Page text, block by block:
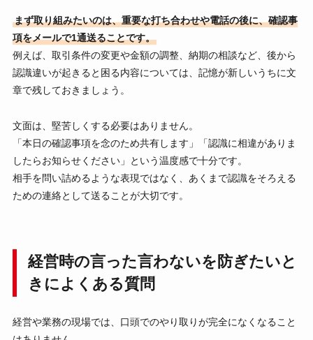
まず取り組みたいのは、重要な打ち合わせや電話の後に、確認事
項をメールで1通送ることです。
例えば、取引条件の変更や金額の調整、納期の相談など、後から
認識違いが起きると困る内容については、記憶が新しいうちに文
章で残しておきましょう。
文面は、堅苦しくする必要はありません。
「本日の確認事項を念のため共有します」「認識に相違がありま
したらお知らせください」という温度感で十分です。
相手を問い詰めるような表現ではなく、あくまで認識をそろえる
ための連絡として送ることが大切です。
経営時の言った言わないを防ぎたいと
きによくある質問
経営や業務の現場では、口頭でのやり取りが完全になくなること